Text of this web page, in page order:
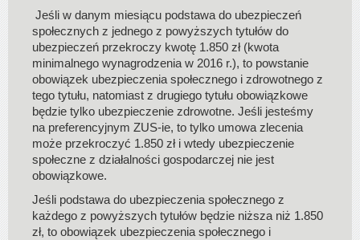
Jeśli w danym miesiącu podstawa do ubezpieczeń
społecznych z jednego z powyższych tytułów do
ubezpieczeń przekroczy kwotę 1.850 zł (kwota
minimalnego wynagrodzenia w 2016 r.), to powstanie
obowiązek ubezpieczenia społecznego i zdrowotnego z
tego tytułu, natomiast z drugiego tytułu obowiązkowe
będzie tylko ubezpieczenie zdrowotne. Jeśli jesteśmy
na preferencyjnym ZUS-ie, to tylko umowa zlecenia
może przekroczyć 1.850 zł i wtedy ubezpieczenie
społeczne z działalności gospodarczej nie jest
obowiązkowe.
Jeśli podstawa do ubezpieczenia społecznego z
każdego z powyższych tytułów będzie niższa niż 1.850
zł, to obowiązek ubezpieczenia społecznego i